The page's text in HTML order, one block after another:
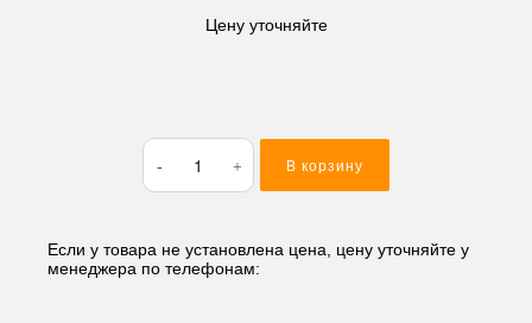
Цену уточняйте
Количество
товара
Ремкомплект
Kubota
D1100
В корзину
Если у товара не установлена цена, цену уточняйте у
менеджера по телефонам: